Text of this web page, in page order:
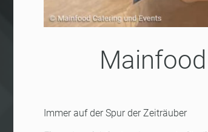
Immer auf der Spur der Zeiträuber